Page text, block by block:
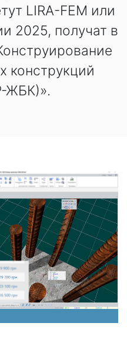
LIRA-FEM или
2025, получат в
конструкций
ЖБК)».